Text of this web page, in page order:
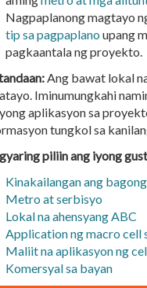
Nagpaplanong magtayo
tip sa pagpaplano upang
pagkaantala ng proyekto.
Ang bawat lokal
Iminumungkahi
aplikasyon sa
tungkol sa
piliin ang iyong
Kinakailangan ang
Metro at serbisyo
Lokal na ahensyang ABC
Application ng macro cell
Maliit na aplikasyon ng
Komersyal sa bayan